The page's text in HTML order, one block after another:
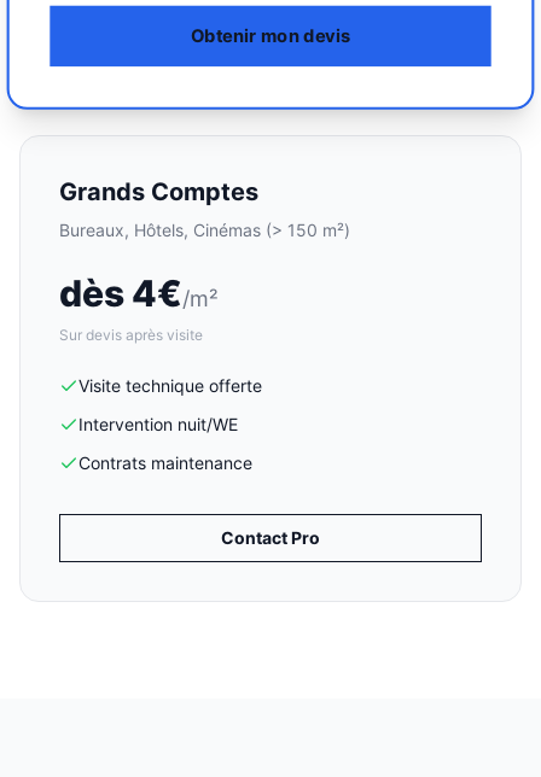
Obtenir mon devis
Grands Comptes
Bureaux, Hôtels, Cinémas (> 150 m²)
dès 4€/m²
Sur devis après visite
Visite technique offerte
Intervention nuit/WE
Contrats maintenance
Contact Pro